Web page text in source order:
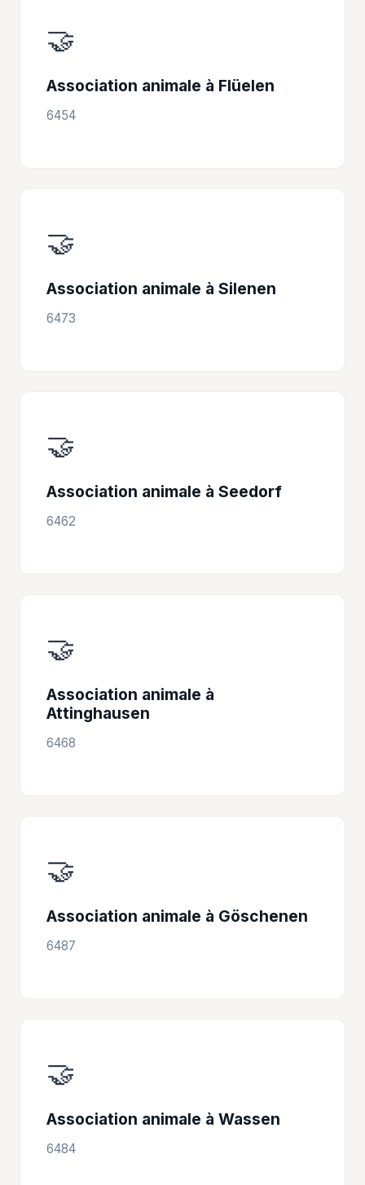
🤝
Association animale à Flüelen
6454
🤝
Association animale à Silenen
6473
🤝
Association animale à Seedorf
6462
🤝
Association animale à
Attinghausen
6468
🤝
Association animale à Göschenen
6487
🤝
Association animale à Wassen
6484